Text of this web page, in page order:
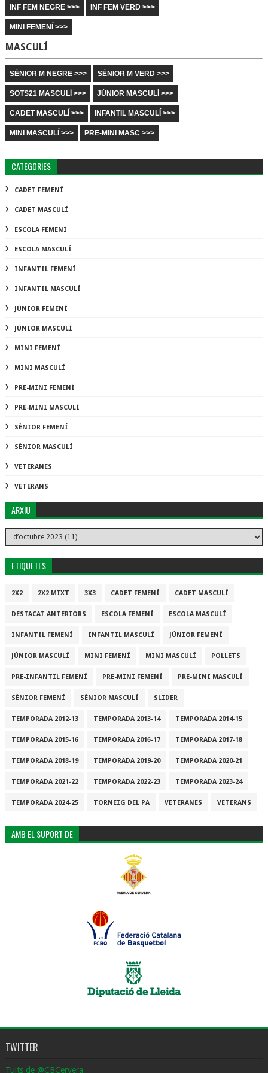
INF FEM NEGRE >>> INF FEM VERD >>>
MINI FEMENÍ >>>
MASCULÍ
SÈNIOR M NEGRE >>> SÈNIOR M VERD >>>
SOTS21 MASCULÍ >>> JÚNIOR MASCULÍ >>>
CADET MASCULÍ >>> INFANTIL MASCULÍ >>>
MINI MASCULÍ >>> PRE-MINI MASC >>>
CATEGORIES
CADET FEMENÍ
CADET MASCULÍ
ESCOLA FEMENÍ
ESCOLA MASCULÍ
INFANTIL FEMENÍ
INFANTIL MASCULÍ
JÚNIOR FEMENÍ
JÚNIOR MASCULÍ
MINI FEMENÍ
MINI MASCULÍ
PRE-MINI FEMENÍ
PRE-MINI MASCULÍ
SÈNIOR FEMENÍ
SÈNIOR MASCULÍ
VETERANES
VETERANS
ARXIU
ETIQUETES
2X2 2X2 MIXT 3X3 CADET FEMENÍ CADET MASCULÍ
DESTACAT ANTERIORS ESCOLA FEMENÍ ESCOLA MASCULÍ
INFANTIL FEMENÍ INFANTIL MASCULÍ JÚNIOR FEMENÍ
JÚNIOR MASCULÍ MINI FEMENÍ MINI MASCULÍ POLLETS
PRE-INFANTIL FEMENÍ PRE-MINI FEMENÍ PRE-MINI MASCULÍ
SÈNIOR FEMENÍ SÈNIOR MASCULÍ SLIDER
TEMPORADA 2012-13 TEMPORADA 2013-14 TEMPORADA 2014-15
TEMPORADA 2015-16 TEMPORADA 2016-17 TEMPORADA 2017-18
TEMPORADA 2018-19 TEMPORADA 2019-20 TEMPORADA 2020-21
TEMPORADA 2021-22 TEMPORADA 2022-23 TEMPORADA 2023-24
TEMPORADA 2024-25 TORNEIG DEL PA VETERANES VETERANS
AMB EL SUPORT DE
TWITTER
Tuits de @CBCervera